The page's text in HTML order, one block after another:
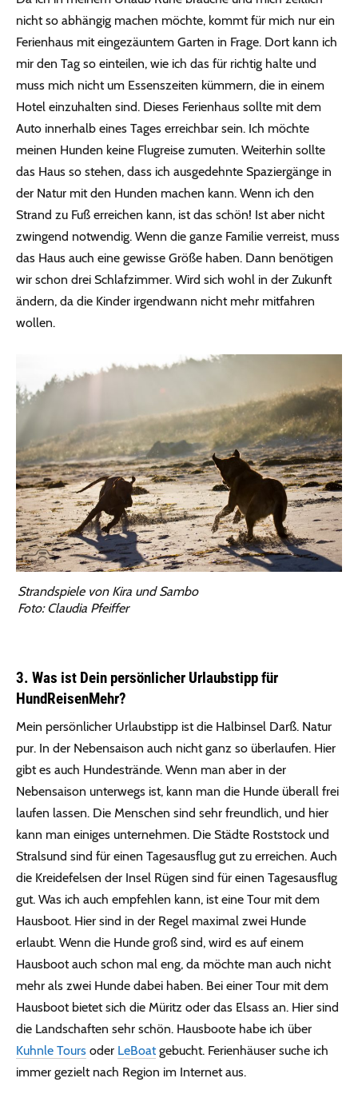
nicht so abhängig machen möchte, kommt für mich nur ein
Ferienhaus mit eingezäuntem Garten in Frage. Dort kann ich
mir den Tag so einteilen, wie ich das für richtig halte und
muss mich nicht um Essenszeiten kümmern, die in einem
Hotel einzuhalten sind. Dieses Ferienhaus sollte mit dem
Auto innerhalb eines Tages erreichbar sein. Ich möchte
meinen Hunden keine Flugreise zumuten. Weiterhin sollte
das Haus so stehen, dass ich ausgedehnte Spaziergänge in
der Natur mit den Hunden machen kann. Wenn ich den
Strand zu Fuß erreichen kann, ist das schön! Ist aber nicht
zwingend notwendig. Wenn die ganze Familie verreist, muss
das Haus auch eine gewisse Größe haben. Dann benötigen
wir schon drei Schlafzimmer. Wird sich wohl in der Zukunft
ändern, da die Kinder irgendwann nicht mehr mitfahren
wollen.
Strandspiele von Kira und Sambo
Foto: Claudia Pfeiffer
3. Was ist Dein persönlicher Urlaubstipp für
HundReisenMehr?
Mein persönlicher Urlaubstipp ist die Halbinsel Darß. Natur
pur. In der Nebensaison auch nicht ganz so überlaufen. Hier
gibt es auch Hundestrände. Wenn man aber in der
Nebensaison unterwegs ist, kann man die Hunde überall frei
laufen lassen. Die Menschen sind sehr freundlich, und hier
kann man einiges unternehmen. Die Städte Roststock und
Stralsund sind für einen Tagesausflug gut zu erreichen. Auch
die Kreidefelsen der Insel Rügen sind für einen Tagesausflug
gut. Was ich auch empfehlen kann, ist eine Tour mit dem
Hausboot. Hier sind in der Regel maximal zwei Hunde
erlaubt. Wenn die Hunde groß sind, wird es auf einem
Hausboot auch schon mal eng, da möchte man auch nicht
mehr als zwei Hunde dabei haben. Bei einer Tour mit dem
Hausboot bietet sich die Müritz oder das Elsass an. Hier sind
die Landschaften sehr schön. Hausboote habe ich über
Kuhnle Tours oder LeBoatgebucht. Ferienhäuser suche ich
immer gezielt nach Region im Internet aus.